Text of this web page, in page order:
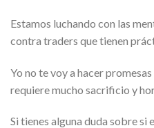
Estamos luchando con las
contra traders que tienen
Yo no te voy a hacer
requiere mucho sacrificio y
Si tienes alguna duda sobre si